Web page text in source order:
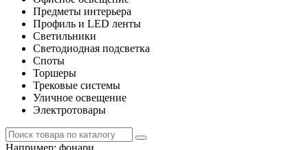
Предметы интерьера
Профиль и LED ленты
Светильники
Светодиодная подсветка
Споты
Торшеры
Трековые системы
Уличное освещение
Электротовары
Например: фонари